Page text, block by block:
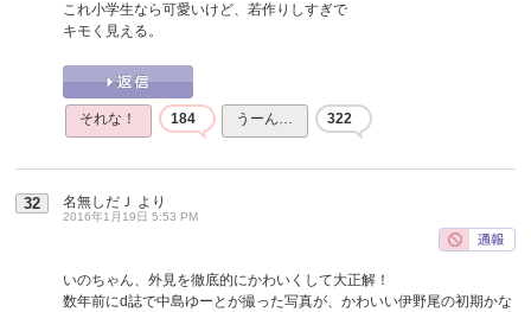
これ小学生なら可愛いけど、若作りしすぎで
キモく見える。
それな！ 184 うーん… 322
32 名無しだＪ より
2016年1月19日 5:53 PM
いのちゃん、外見を徹底的にかわいくして大正解！
数年前にd誌で中島ゆーとが撮った写真が、かわいい伊野尾の初期かな